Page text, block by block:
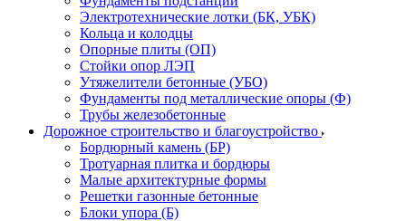
Электротехнические лотки (БК, УБК)
Кольца и колодцы
Опорные плиты (ОП)
Стойки опор ЛЭП
Утяжелители бетонные (УБО)
Фундаменты под металлические опоры (Ф)
Трубы железобетонные
Дорожное строительство и благоустройство
Бордюрный камень (БР)
Тротуарная плитка и бордюры
Малые архитектурные формы
Решетки газонные бетонные
Блоки упора (Б)